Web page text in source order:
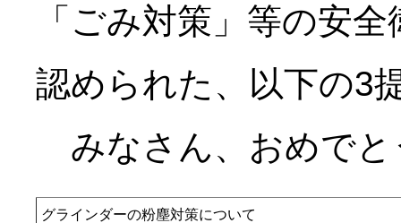
「ごみ対策」等の安
認められた、以下の3
みなさん、おめでと
グラインダーの粉塵対策について